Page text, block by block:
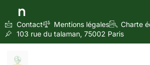
n
Contact Mentions légales Charte
103 rue du talaman, 75002 Paris